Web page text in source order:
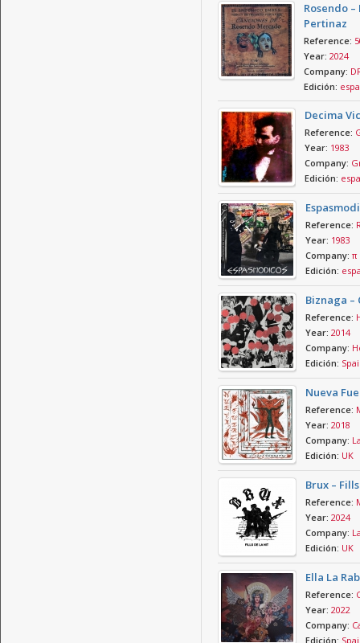
Rosendo
Pertinaz
Reference:
Year: 2024
Company:
Edición:
Decima
Reference:
Year: 1983
Company:
Edición:
Reference:
Year: 1983
Company: π
Edición:
Biznaga
Reference:
Year: 2014
Company:
Edición:
Nueva
Reference:
Year: 2018
Company:
Edición: UK
Brux –
Reference:
Year: 2024
Company:
Edición: UK
Ella La
Reference:
Year: 2022
Company:
Edición: